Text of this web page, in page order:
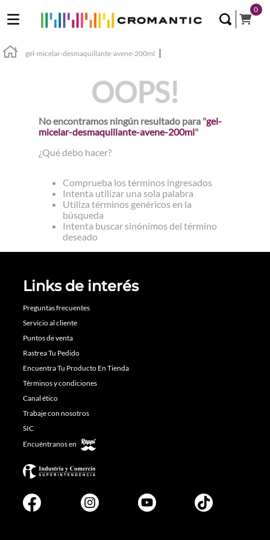
0
gel-micelar-desmaquillante-avene-200ml
OOPS!
No encontramos ningún resultado para "gel-
micelar-desmaquillante-avene-200ml"
¿Qué debo hacer?
Comprueba los términos ingresados
Intenta utilizar una sola palabra
Utiliza términos genéricos en la
búsqueda
Intenta buscar sinónimos del término
deseado
Links de interés
Preguntas frecuentes
Servicio al cliente
Puntos de venta
Rastrea Tu Pedido
Encuentra Tu Producto En Tienda
Términos y condiciones
Canal ético
Trabaje con nosotros
SIC
Encuéntranos en